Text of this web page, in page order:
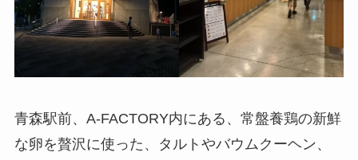
青森駅前、A-FACTORY内にある、常盤養鶏の新鮮
な卵を贅沢に使った、タルトやバウムクーヘン、